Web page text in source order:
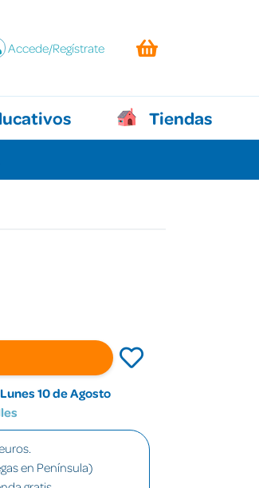
Accede/Regístrate
Tiendas
Lunes 10 de Agosto
en Península)